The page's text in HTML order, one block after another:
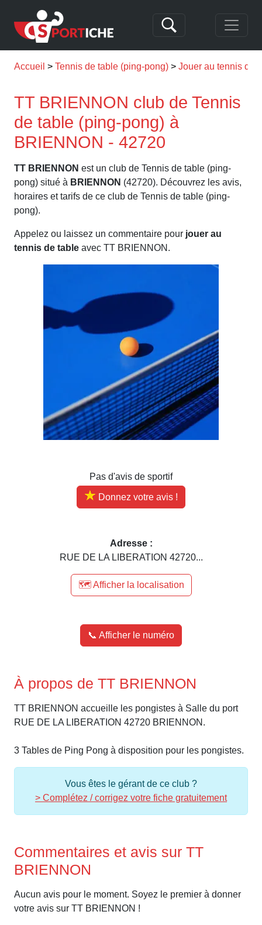
Accueil Tennis de table (ping-pong) Jouer au tennis de
TT BRIENNON club de Tennis
de table (ping-pong) à
BRIENNON - 42720
TT BRIENNON est un club de Tennis de table (ping-
pong) situé à BRIENNON (42720). Découvrez les avis,
horaires et tarifs de ce club de Tennis de table (ping-
pong).
Appelez ou laissez un commentaire pour jouer au
tennis de table avec TT BRIENNON.
Pas d'avis de sportif
Donnez votre avis !
Adresse :
RUE DE LA LIBERATION 42720...
🗺️ Afficher la localisation
📞 Afficher le numéro
À propos de TT BRIENNON
TT BRIENNON accueille les pongistes à Salle du port
RUE DE LA LIBERATION 42720 BRIENNON.
3 Tables de Ping Pong à disposition pour les pongistes.
Vous êtes le gérant de ce club ?
> Complétez / corrigez votre fiche gratuitement
Commentaires et avis sur TT
BRIENNON
Aucun avis pour le moment. Soyez le premier à donner
votre avis sur TT BRIENNON !